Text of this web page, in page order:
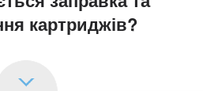
картриджів?